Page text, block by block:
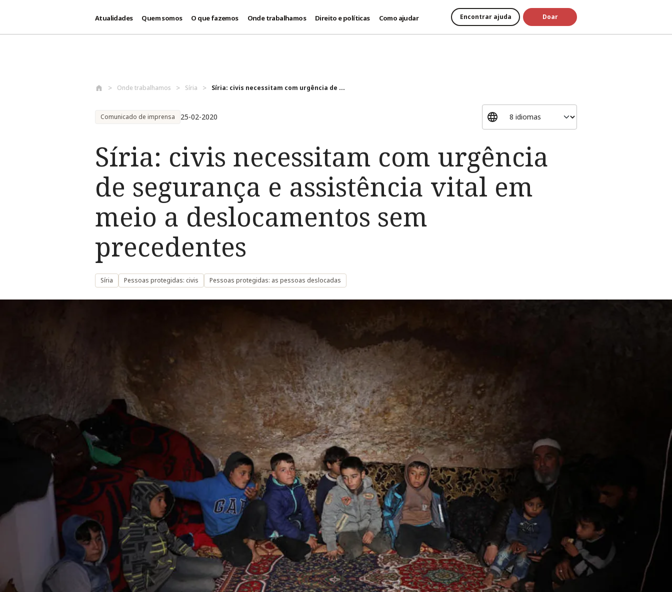
Atualidades Quem somos O que fazemos Onde trabalhamos Direito e políticas Como ajudar Encontrar ajuda Doar
Onde trabalhamos Síria Síria: civis necessitam com urgência de ...
Comunicado de imprensa 25-02-2020
Síria: civis necessitam com urgência
de segurança e assistência vital em
meio a deslocamentos sem
precedentes
Síria Pessoas protegidas: civis Pessoas protegidas: as pessoas deslocadas